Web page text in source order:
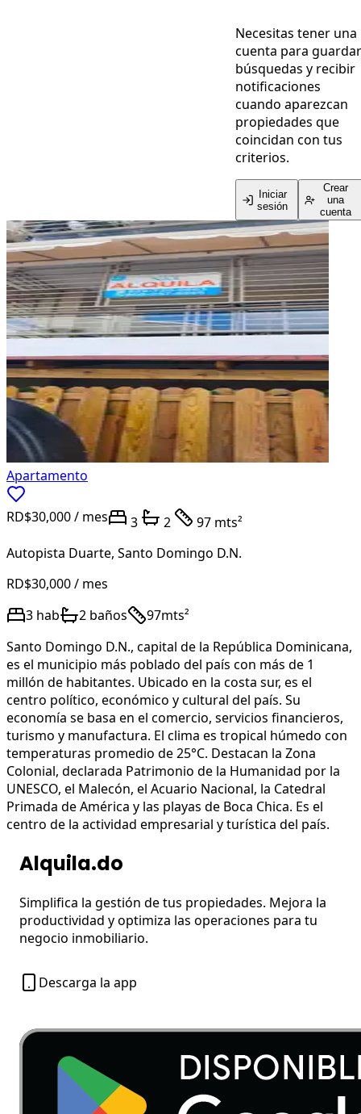
Necesitas tener una
cuenta para guardar
búsquedas y recibir
notificaciones
cuando aparezcan
propiedades que
coincidan con tus
criterios.
Iniciar
sesión
Crear
una
cuenta
Apartamento
RD$30,000/ mes 3 2
97 mts²
Autopista Duarte, Santo Domingo D.N.
RD$30,000/ mes
3 hab 2 baños 97mts²
Santo Domingo D.N., capital de la República Dominicana,
es el municipio más poblado del país con más de 1
millón de habitantes. Ubicado en la costa sur, es el
centro político, económico y cultural del país. Su
economía se basa en el comercio, servicios financieros,
turismo y manufactura. El clima es tropical húmedo con
temperaturas promedio de 25°C. Destacan la Zona
Colonial, declarada Patrimonio de la Humanidad por la
UNESCO, el Malecón, el Acuario Nacional, la Catedral
Primada de América y las playas de Boca Chica. Es el
centro de la actividad empresarial y turística del país.
Alquila.do
Simplifica la gestión de tus propiedades. Mejora la
productividad y optimiza las operaciones para tu
negocio inmobiliario.
Descarga la app